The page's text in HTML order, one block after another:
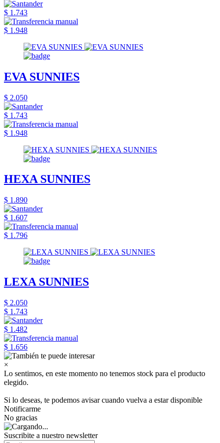
$ 1.743
$ 1.948
EVA SUNNIES
$ 2.050
$ 1.743
$ 1.948
HEXA SUNNIES
$ 1.890
$ 1.607
$ 1.796
LEXA SUNNIES
$ 2.050
$ 1.743
$ 1.482
$ 1.656
×
Lo sentimos, en este momento no tenemos stock para el producto
elegido.
Si lo deseas, te podemos avisar cuando vuelva a estar disponible
Notificarme
No gracias
Suscribite a nuestro newsletter